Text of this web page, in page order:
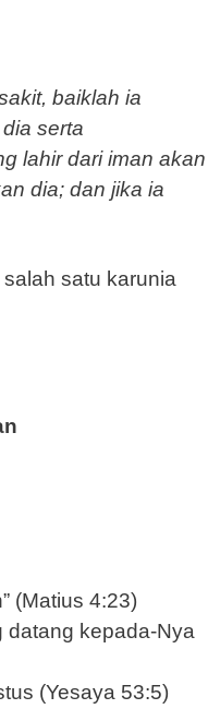
baiklah ia
serta
lahir dari iman akan
dia; dan jika ia
satu karunia
(Matius 4:23)
datang kepada-Nya
(Yesaya 53:5)